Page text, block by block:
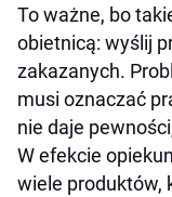
To ważne, bo
obietnicą: wyślij
zakazanych.
musi oznaczać
nie daje
W efekcie
wiele produktów,